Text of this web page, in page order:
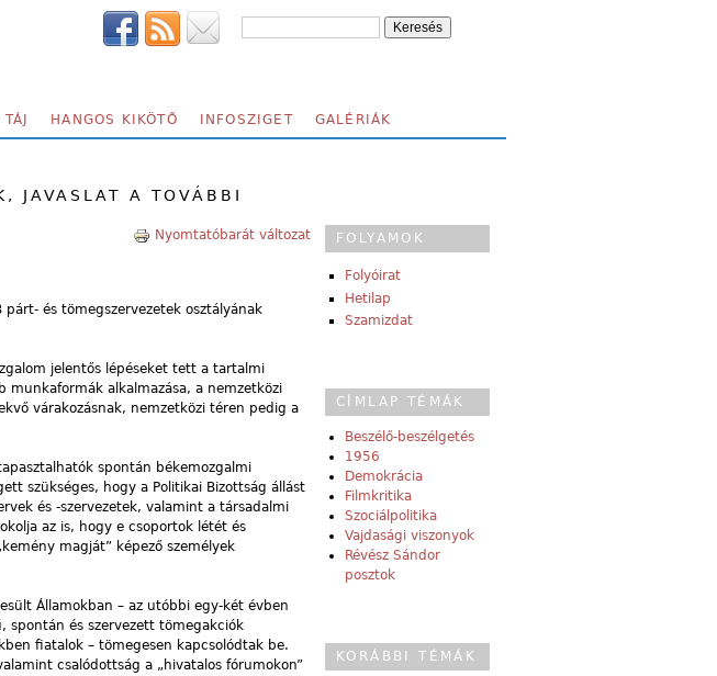
HANGOS KIKÖTŐ INFOSZIGET GALÉRIÁK
JAVASLAT A TOVÁBBI
Nyomtatóbarát változat
és tömegszervezetek osztályának
jelentős lépéseket tett a tartalmi
munkaformák alkalmazása, a nemzetközi
várakozásnak, nemzetközi téren pedig a
spontán békemozgalmi
szükséges, hogy a Politikai Bizottság állást
és -szervezetek, valamint a társadalmi
az is, hogy e csoportok létét és
magját” képező személyek
Államokban – az utóbbi egy-két évben
spontán és szervezett tömegakciók
fiatalok – tömegesen kapcsolódtak be.
csalódottság a „hivatalos fórumokon”
FOLYAMOK
Folyóirat
Hetilap
Szamizdat
CÍMLAP TÉMÁK
Beszélő-beszélgetés
1956
Demokrácia
Filmkritika
Szociálpolitika
Vajdasági viszonyok
Révész Sándor
posztok
KORÁBBI TÉMÁK